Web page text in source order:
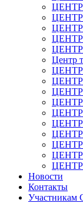
Центр
Новости
Контакты
Участникам